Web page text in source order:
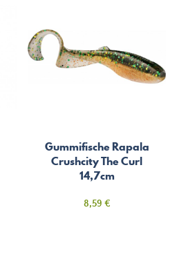
Gummifische Rapala
Crushcity The Curl
14,7cm
Preis
8,59 €